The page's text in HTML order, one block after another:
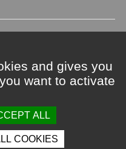
and gives you
want to activate
ALL
COOKIES